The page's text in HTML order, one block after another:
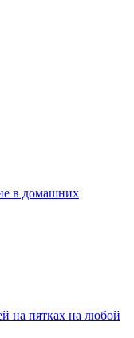
в домашних
на пятках на любой